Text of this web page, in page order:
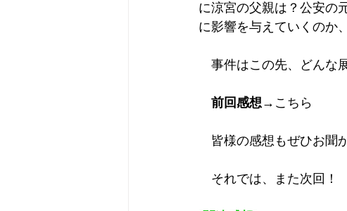
に涼宮の父親は？公安の
に影響を与えていくのか
事件はこの先、どんな
前回感想→ こちら
皆様の感想もぜひお聞
それでは、また次回！